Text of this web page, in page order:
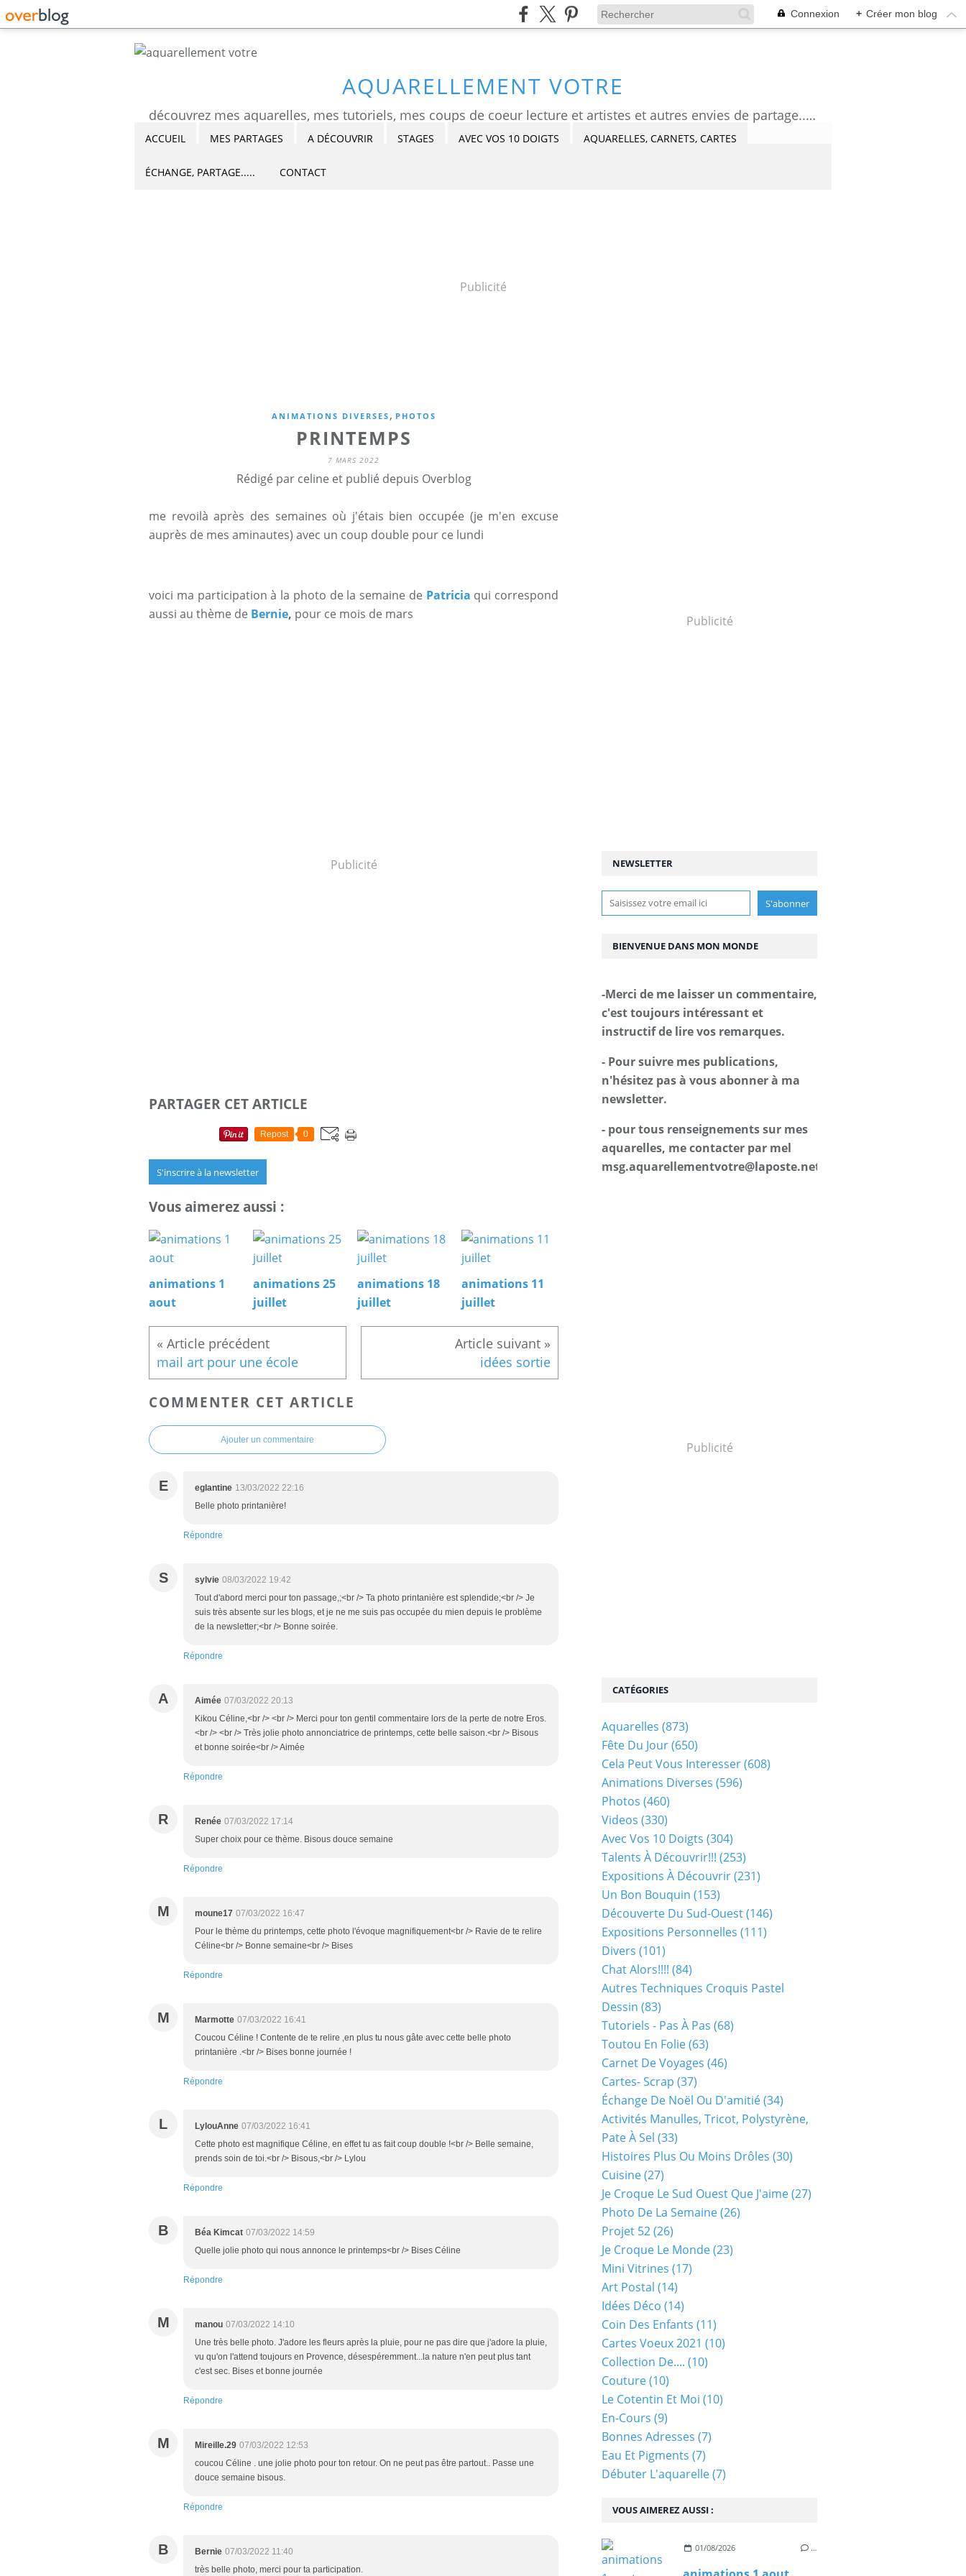
Connexion + Créer mon blog
AQUARELLEMENT VOTRE
découvrez mes aquarelles, mes tutoriels, mes coups de coeur lecture et artistes et autres envies de partage....Céline Castaingt-T.
ACCUEIL MES PARTAGES A DÉCOUVRIR STAGES AVEC VOS 10 DOIGTS AQUARELLES, CARNETS, CARTES
ÉCHANGE, PARTAGE..... CONTACT
Publicité
ANIMATIONS DIVERSES , PHOTOS
PRINTEMPS
7 MARS 2022
Rédigé par celine et publié depuis Overblog
me revoilà après des semaines où j'étais bien occupée (je m'en excuse
auprès de mes aminautes) avec un coup double pour ce lundi
voici ma participation à la photo de la semaine de Patricia qui correspond
aussi au thème de Bernie, pour ce mois de mars
Publicité
PARTAGER CET ARTICLE
Repost 0
S'inscrire à la newsletter
Vous aimerez aussi :
animations 1
aout
animations 25
juillet
animations 18
juillet
animations 11
juillet
mail art pour une école idées sortie
COMMENTER CET ARTICLE
Ajouter un commentaire
E eglantine 13/03/2022 22:16
Belle photo printanière!
Répondre
S sylvie 08/03/2022 19:42
Tout d'abord merci pour ton passage,;<br /> Ta photo printanière est splendide;<br /> Je
suis très absente sur les blogs, et je ne me suis pas occupée du mien depuis le problème
de la newsletter;<br /> Bonne soirée.
Répondre
A Aimée 07/03/2022 20:13
Kikou Céline,<br /> <br /> Merci pour ton gentil commentaire lors de la perte de notre Eros.
<br /> <br /> Très jolie photo annonciatrice de printemps, cette belle saison.<br /> Bisous
et bonne soirée<br /> Aimée
Répondre
R Renée 07/03/2022 17:14
Super choix pour ce thème. Bisous douce semaine
Répondre
M moune17 07/03/2022 16:47
Pour le thème du printemps, cette photo l'évoque magnifiquement<br /> Ravie de te relire
Céline<br /> Bonne semaine<br /> Bises
Répondre
M Marmotte 07/03/2022 16:41
Coucou Céline ! Contente de te relire ,en plus tu nous gâte avec cette belle photo
printanière .<br /> Bises bonne journée !
Répondre
L LylouAnne 07/03/2022 16:41
Cette photo est magnifique Céline, en effet tu as fait coup double !<br /> Belle semaine,
prends soin de toi.<br /> Bisous,<br /> Lylou
Répondre
B Béa Kimcat 07/03/2022 14:59
Quelle jolie photo qui nous annonce le printemps<br /> Bises Céline
Répondre
M manou 07/03/2022 14:10
Une très belle photo. J'adore les fleurs après la pluie, pour ne pas dire que j'adore la pluie,
vu qu'on l'attend toujours en Provence, désespéremment...la nature n'en peut plus tant
c'est sec. Bises et bonne journée
Répondre
M Mireille.29 07/03/2022 12:53
coucou Céline . une jolie photo pour ton retour. On ne peut pas être partout.. Passe une
douce semaine bisous.
Répondre
B Bernie 07/03/2022 11:40
très belle photo, merci pour ta participation.
Publicité
NEWSLETTER
Publicité
VOUS AIMEREZ AUSSI :
01/08/2026 …
CATÉGORIES
Aquarelles (873)
Fête Du Jour(650)
Cela Peut Vous Interesser(608)
Animations Diverses (596)
Photos (460)
Videos (330)
Avec Vos 10 Doigts (304)
Talents À Découvrir!!! (253)
Expositions À Découvrir(231)
Un Bon Bouquin (153)
Découverte Du Sud-Ouest(146)
Expositions Personnelles (111)
Divers (101)
Chat Alors!!!! (84)
Autres Techniques Croquis Pastel
Dessin (83)
Tutoriels - Pas À Pas (68)
Toutou En Folie(63)
Carnet De Voyages (46)
Cartes- Scrap (37)
Échange De Noël Ou D'amitié(34)
Activités Manulles, Tricot, Polystyrène,
Pate À Sel (33)
Histoires Plus Ou Moins Drôles (30)
Cuisine(27)
Je Croque Le Sud Ouest Que J'aime(27)
Photo De La Semaine(26)
Projet 52(26)
Je Croque Le Monde(23)
Mini Vitrines (17)
Art Postal (14)
Idées Déco (14)
Coin Des Enfants (11)
Cartes Voeux 2021 (10)
Collection De.... (10)
Couture(10)
Le Cotentin Et Moi (10)
En-Cours (9)
Bonnes Adresses (7)
Eau Et Pigments (7)
Débuter L'aquarelle(7)
BIENVENUE DANS MON MONDE
-Merci de me laisser un commentaire,
c'est toujours intéressant et
instructif de lire vos remarques.
- Pour suivre mes publications,
n'hésitez pas à vous abonner à ma
newsletter.
- pour tous renseignements sur mes
aquarelles, me contacter par mel
msg.aquarellementvotre@laposte.net